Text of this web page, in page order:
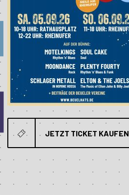
JETZT TICKET KAUFEN